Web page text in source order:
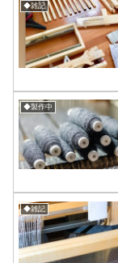
◆雑記
◆製作中
◆雑記